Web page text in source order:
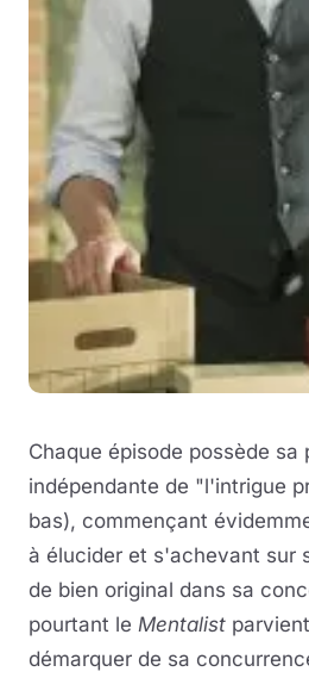
Chaque épisode possède
indépendante de "l'intrigue
bas), commençant
à élucider et s'achevant sur
de bien original dans sa
pourtant le Mentalist
démarquer de sa